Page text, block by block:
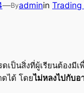
—Byadminin Trading
ดเป็นสิ่งที่ผู้เรียนต้อง
ได้ โดยไม่หลงไปกับ